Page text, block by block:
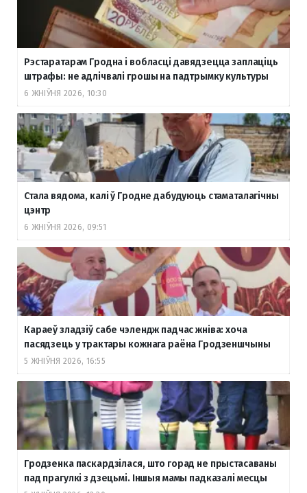
Рэстаратарам Гродна і вобласці давядзецца заплаціць
штрафы: не адлічвалі грошы на падтрымку культуры
6 ЖНІЎНЯ 2026, 10:30
Стала вядома, калі ў Гродне дабудуюць стаматалагічны
цэнтр
6 ЖНІЎНЯ 2026, 09:51
Караеў зладзіў сабе чэлендж падчас жніва: хоча
пасядзець у трактары кожнага раёна Гродзеншчыны
5 ЖНІЎНЯ 2026, 16:55
Гродзенка паскардзілася, што горад не прыстасаваны
пад прагулкі з дзецьмі. Іншыя мамы падказалі месцы